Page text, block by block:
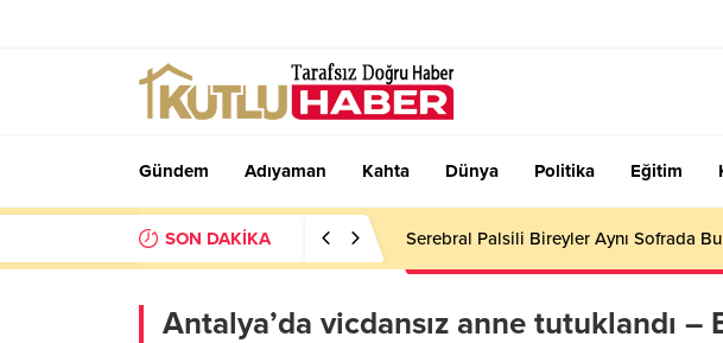
Gündem Adıyaman Kahta Dünya Politika Eğitim
SON DAKİKA Kahta 02 Spor Kulübü’nde Yeni Dönem:
Antalya’da vicdansız anne tutuklandı –